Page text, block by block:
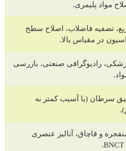
مواد پلیمری.
تصفیه فاضلاب، اصلاح سطح
در مقیاس بالا.
رادیوگرافی صنعتی، بازرسی
سرطان (با آسیب کمتر به
و قاچاق، آنالیز عنصری